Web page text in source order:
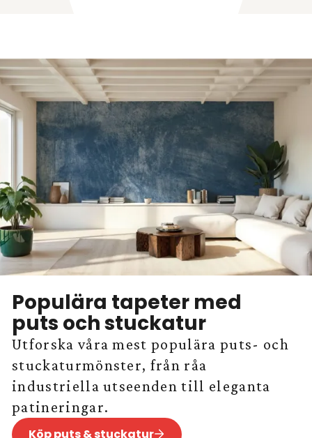
Populära tapeter med
puts och stuckatur
Utforska våra mest populära puts- och
stuckaturmönster, från råa
industriella utseenden till eleganta
patineringar.
Köp puts & stuckatur